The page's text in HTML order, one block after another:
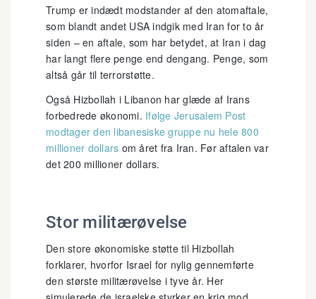
Trump er indædt modstander af den atomaftale,
som blandt andet USA indgik med Iran for to år
siden – en aftale, som har betydet, at Iran i dag
har langt flere penge end dengang. Penge, som
altså går til terrorstøtte.
Også Hizbollah i Libanon har glæde af Irans
forbedrede økonomi. Ifølge Jerusalem Post
modtager den libanesiske gruppe nu hele 800
millioner dollars om året fra Iran. Før aftalen var
det 200 millioner dollars.
Stor militærøvelse
Den store økonomiske støtte til Hizbollah
forklarer, hvorfor Israel for nylig gennemførte
den største militærøvelse i tyve år. Her